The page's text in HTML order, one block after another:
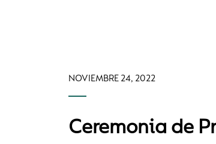
NOVIEMBRE 24, 2022
Ceremonia de